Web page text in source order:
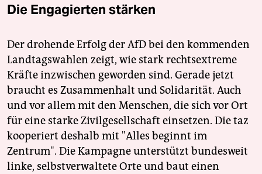
Die Engagierten stärken
Der drohende Erfolg der AfD bei den kommenden
Landtagswahlen zeigt, wie stark rechtsextreme
Kräfte inzwischen geworden sind. Gerade jetzt
braucht es Zusammenhalt und Solidarität. Auch
und vor allem mit den Menschen, die sich vor Ort
für eine starke Zivilgesellschaft einsetzen. Die taz
kooperiert deshalb mit "Alles beginnt im
Zentrum". Die Kampagne unterstützt bundesweit
linke, selbstverwaltete Orte und baut einen